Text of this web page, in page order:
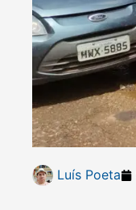
Luís Poeta